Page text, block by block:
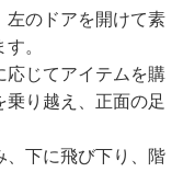
左のドアを開けて素
。
応じてアイテムを購
乗り越え、正面の足
、下に飛び下り、階